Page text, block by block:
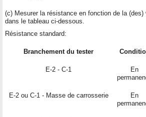
(c) Mesurer la résistance en fonction de la (des)
dans le tableau ci-dessous.
Résistance standard:
Branchement du tester
E-2 - C-1
En
E-2 ou C-1 - Masse de carrosserie
En